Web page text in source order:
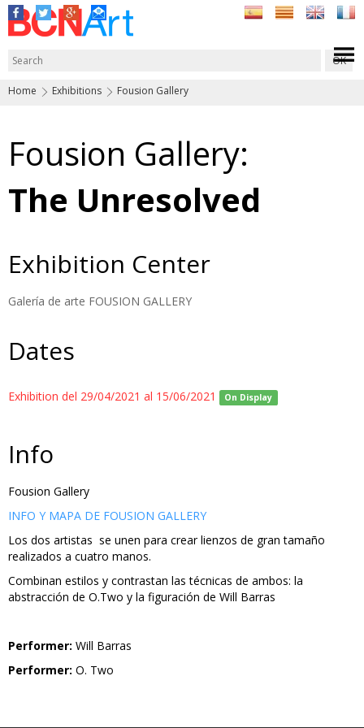
Home Exhibitions Fousion Gallery
Fousion Gallery:
The Unresolved
Exhibition Center
Galería de arte FOUSION GALLERY
Dates
Exhibition del 29/04/2021 al 15/06/2021 On Display
Info
Fousion Gallery
INFO Y MAPA DE FOUSION GALLERY
Los dos artistas se unen para crear lienzos de gran tamaño
realizados a cuatro manos.
Combinan estilos y contrastan las técnicas de ambos: la
abstracción de O.Two y la figuración de Will Barras
Performer: Will Barras
Performer: O. Two